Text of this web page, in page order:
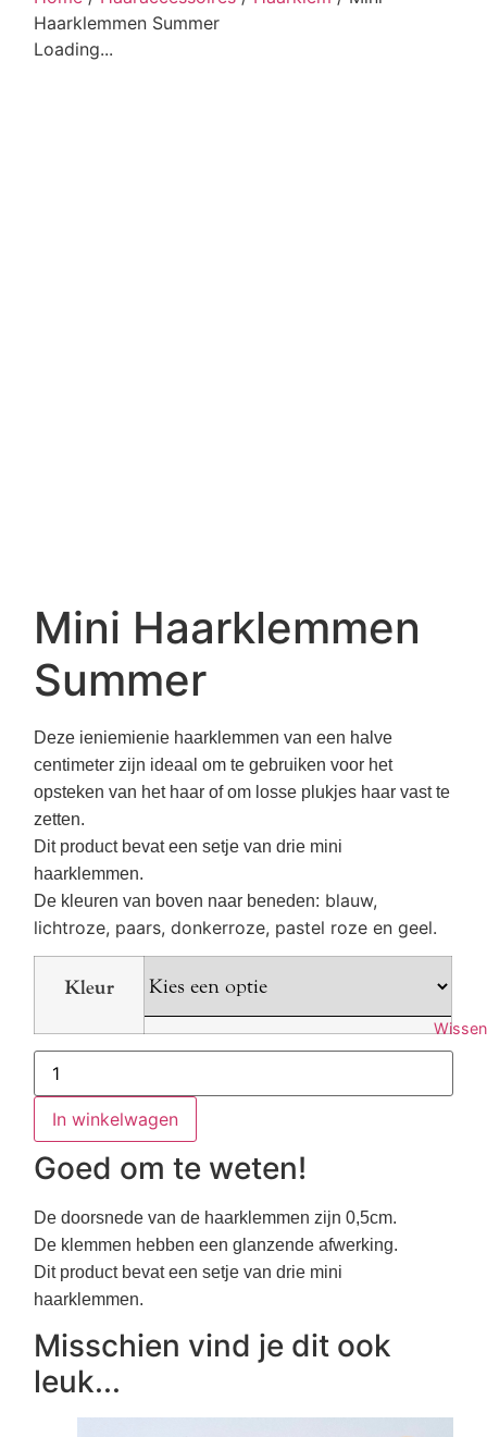
Haarklemmen Summer
Loading...
Mini Haarklemmen
Summer
Deze ieniemienie haarklemmen van een halve
centimeter zijn ideaal om te gebruiken voor het
opsteken van het haar of om losse plukjes haar vast te
zetten.
Dit product bevat een setje van drie mini
haarklemmen.
De kleuren van boven naar beneden: blauw,
lichtroze, paars, donkerroze, pastel roze en geel.
Kleur
Wissen
Mini
Haarklemmen
Summer
aantal
In winkelwagen
Goed om te weten!
De doorsnede van de haarklemmen zijn 0,5cm.
De klemmen hebben een glanzende afwerking.
Dit product bevat een setje van drie mini
haarklemmen.
Misschien vind je dit ook
leuk...